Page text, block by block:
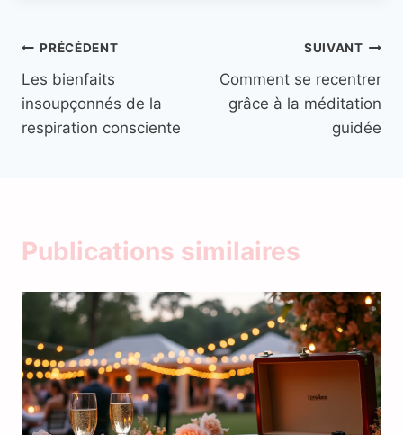
Navigation
de
l’article
PRÉCÉDENT
Les bienfaits
insoupçonnés de la
respiration consciente
SUIVANT
Comment se recentrer
grâce à la méditation
guidée
Publications similaires